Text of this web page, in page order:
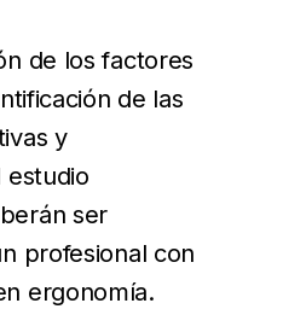
de los factores
de las
y
estudio
ser
profesional con
ergonomía.